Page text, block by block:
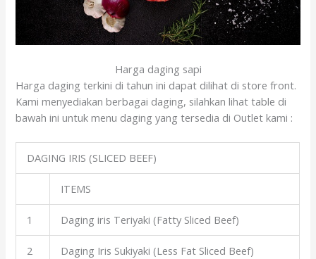
Harga daging sapi
Harga daging terkini di tahun ini dapat dilihat di store front.
Kami menyediakan berbagai daging, silahkan lihat table di
bawah ini untuk menu daging yang tersedia di Outlet kami :
DAGING IRIS (SLICED BEEF)
ITEMS
1 Daging iris Teriyaki (Fatty Sliced Beef)
2 Daging Iris Sukiyaki (Less Fat Sliced Beef)